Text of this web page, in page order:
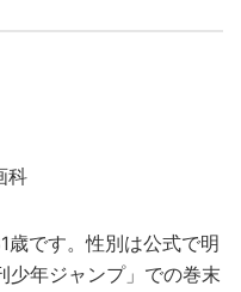
科
です。性別は公式で明
少年ジャンプ」での巻末